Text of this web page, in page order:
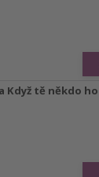
Když tě někdo